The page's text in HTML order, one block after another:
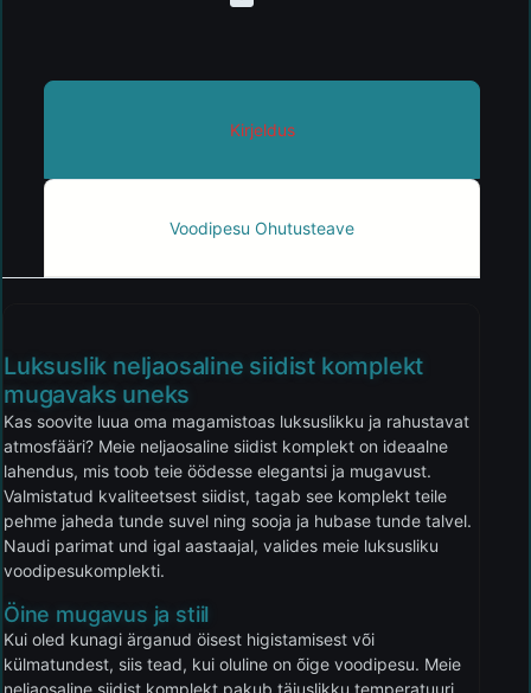
Kirjeldus
Voodipesu Ohutusteave
Luksuslik neljaosaline siidist komplekt
mugavaks uneks
Kas soovite luua oma magamistoas luksuslikku ja rahustavat
atmosfääri? Meie neljaosaline siidist komplekt on ideaalne
lahendus, mis toob teie öödesse elegantsi ja mugavust.
Valmistatud kvaliteetsest siidist, tagab see komplekt teile
pehme jaheda tunde suvel ning sooja ja hubase tunde talvel.
Naudi parimat und igal aastaajal, valides meie luksusliku
voodipesukomplekti.
Öine mugavus ja stiil
Kui oled kunagi ärganud öisest higistamisest või
külmatundest, siis tead, kui oluline on õige voodipesu. Meie